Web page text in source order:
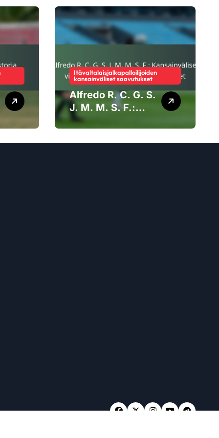
Itävaltalaisjalkapalloilijoiden
kansainväliset saavutukset
Alfredo R. C. G. S.
J. M. M. S. F.:
Kansainväliset
Kapselit,